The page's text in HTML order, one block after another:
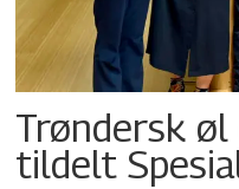
Trøndersk
tildelt